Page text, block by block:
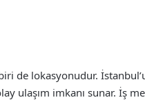
de lokasyonudur.
ulaşım imkanı sunar. İş